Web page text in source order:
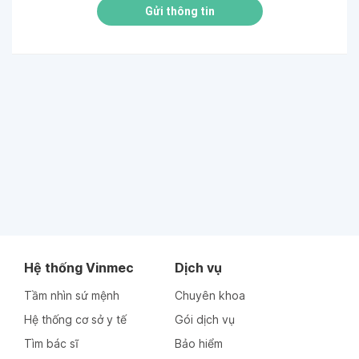
Gửi thông tin
Hệ thống Vinmec
Tầm nhìn sứ mệnh
Hệ thống cơ sở y tế
Tìm bác sĩ
Dịch vụ
Chuyên khoa
Gói dịch vụ
Bảo hiểm